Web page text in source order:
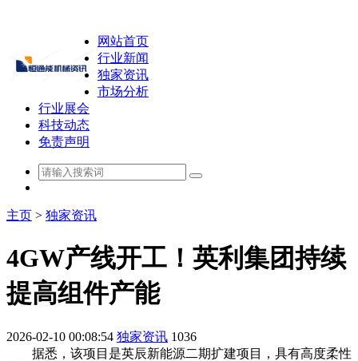
网站首页
行业新闻
独家资讯
市场分析
行业展会
科技动态
免责声明
主页 > 独家资讯
4GW产线开工！英利集团持续
提高组件产能
2026-02-10 00:08:54 独家资讯 1036
据悉，该项目是英辰新能源二期扩建项目，具有高度柔性